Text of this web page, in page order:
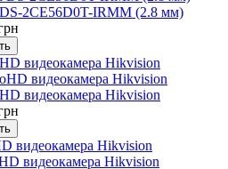
2CE56D0T-IRMM (2.8 мм)
видеокамера Hikvision
видеокамера Hikvision
видеокамера Hikvision